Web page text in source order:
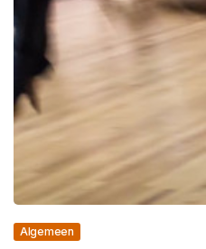
Algemeen